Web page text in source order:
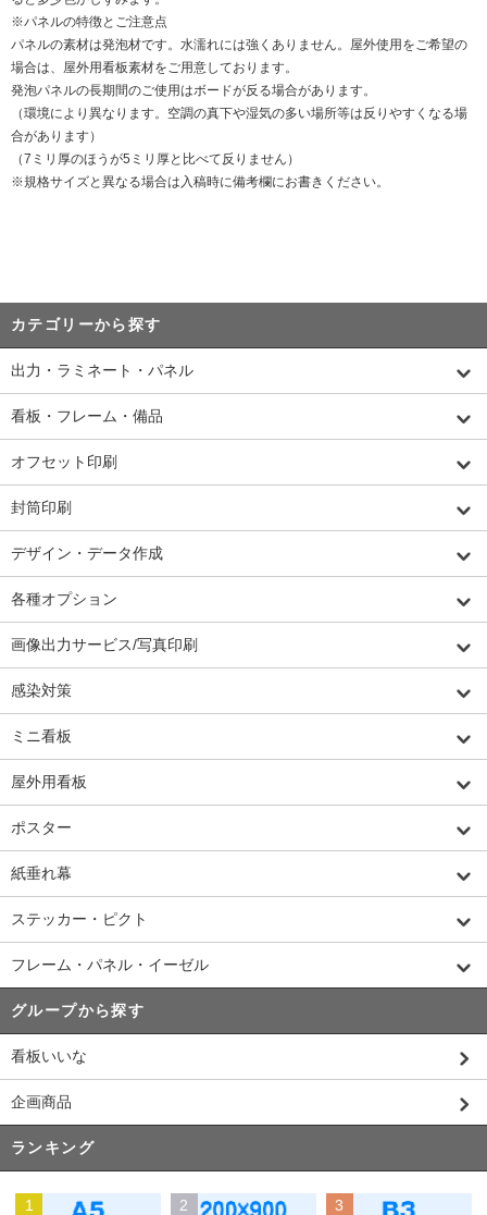
※パネルの特徴とご注意点
パネルの素材は発泡材です。水濡れには強くありません。屋外使用をご希望の
場合は、屋外用看板素材をご用意しております。
発泡パネルの長期間のご使用はボードが反る場合があります。
（環境により異なります。空調の真下や湿気の多い場所等は反りやすくなる場
合があります）
（7ミリ厚のほうが5ミリ厚と比べて反りません）
※規格サイズと異なる場合は入稿時に備考欄にお書きください。
カテゴリーから探す
出力・ラミネート・パネル
看板・フレーム・備品
オフセット印刷
封筒印刷
デザイン・データ作成
各種オプション
画像出力サービス/写真印刷
感染対策
ミニ看板
屋外用看板
ポスター
紙垂れ幕
ステッカー・ピクト
フレーム・パネル・イーゼル
グループから探す
看板いいな
企画商品
ランキング
1 2 3